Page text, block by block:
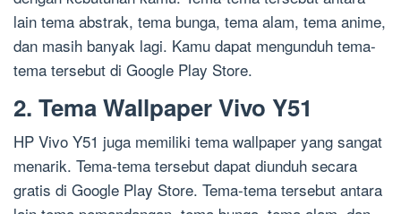
lain tema abstrak, tema bunga, tema alam, tema anime,
dan masih banyak lagi. Kamu dapat mengunduh tema-
tema tersebut di Google Play Store.
2. Tema Wallpaper Vivo Y51
HP Vivo Y51 juga memiliki tema wallpaper yang sangat
menarik. Tema-tema tersebut dapat diunduh secara
gratis di Google Play Store. Tema-tema tersebut antara